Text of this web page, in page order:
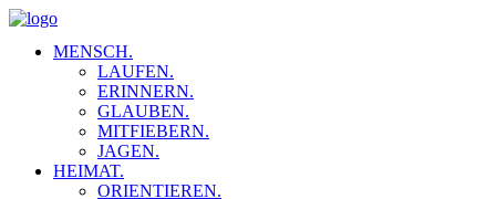
MENSCH.
LAUFEN.
ERINNERN.
GLAUBEN.
MITFIEBERN.
JAGEN.
HEIMAT.
ORIENTIEREN.